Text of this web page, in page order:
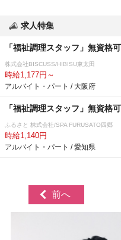
求人特集
「福祉調理スタッフ」無資格
株式会社BISCUSS/HIBISU東太田
時給1,177円～
アルバイト・パート / 大阪府
「福祉調理スタッフ」無資格
ふるさと 株式会社/SPA FURUSATO四郷
時給1,140円
アルバイト・パート / 愛知県
前へ